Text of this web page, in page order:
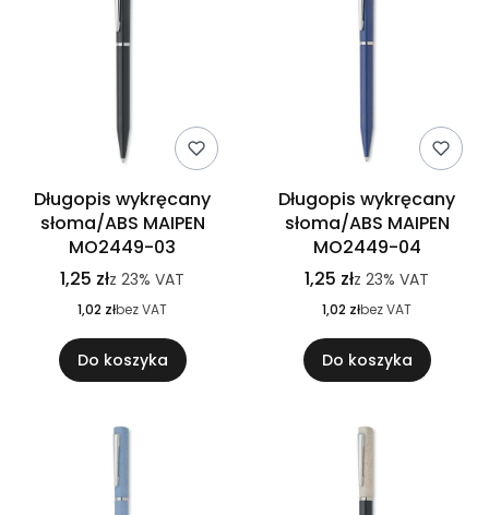
Długopis wykręcany
słoma/ABS MAIPEN
MO2449-03
1,25 złz 23% VAT
1,02 złbez VAT
Do koszyka
Długopis wykręcany
słoma/ABS MAIPEN
MO2449-04
1,25 złz 23% VAT
1,02 złbez VAT
Do koszyka